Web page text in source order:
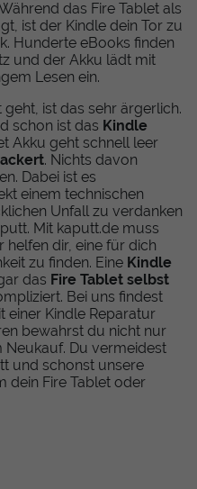
das Fire Tablet als
ist der Kindle dein Tor zu
Hunderte eBooks finden
und der Akku lädt mit
Lesen ein.
ist das sehr ärgerlich.
schon ist das Kindle
Akku geht schnell leer
. Nichts davon
Dabei ist es
einem technischen
Unfall zu verdanken
Mit kaputt.de muss
helfen dir, eine für dich
zu finden. Eine Kindle
das Fire Tablet selbst
Bei uns findest
einer Kindle Reparatur
bewahrst du nicht nur
Neukauf. Du vermeidest
und schonst unsere
dein Fire Tablet oder